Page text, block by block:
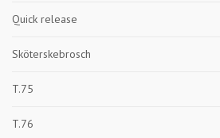
Quick release
Sköterskebrosch
T.75
T.76